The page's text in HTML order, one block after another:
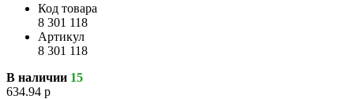
Код товара
8 301 118
Артикул
8 301 118
В наличии 15
634.94 р